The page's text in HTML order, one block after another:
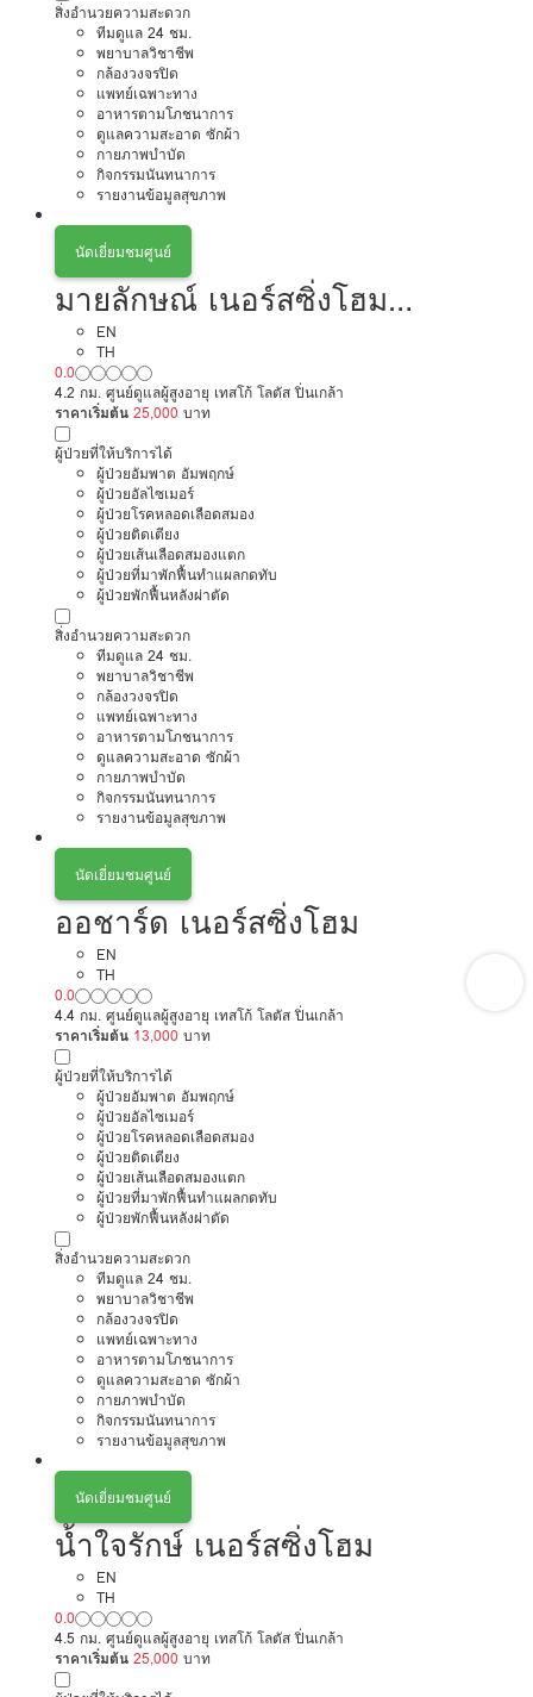
สิ่งอำนวยความสะดวก
ทีมดูแล 24 ชม.
พยาบาลวิชาชีพ
กล้องวงจรปิด
แพทย์เฉพาะทาง
อาหารตามโภชนาการ
ดูแลความสะอาด ซักผ้า
กายภาพบำบัด
กิจกรรมนันทนาการ
รายงานข้อมูลสุขภาพ
นัดเยี่ยมชมศูนย์
มายลักษณ์ เนอร์สซิ่งโฮม
บางกรวย
EN
TH
0.0
4.2 กม. ศูนย์ดูแลผู้สูงอายุ เทสโก้ โลตัส ปิ่นเกล้า
ราคาเริ่มต้น 25,000 บาท
ผู้ป่วยที่ให้บริการได้
ผู้ป่วยอัมพาต อัมพฤกษ์
ผู้ป่วยอัลไซเมอร์
ผู้ป่วยโรคหลอดเลือดสมอง
ผู้ป่วยติดเตียง
ผู้ป่วยเส้นเลือดสมองแตก
ผู้ป่วยที่มาพักฟื้นทำแผลกดทับ
ผู้ป่วยพักฟื้นหลังผ่าตัด
สิ่งอำนวยความสะดวก
ทีมดูแล 24 ชม.
พยาบาลวิชาชีพ
กล้องวงจรปิด
แพทย์เฉพาะทาง
อาหารตามโภชนาการ
ดูแลความสะอาด ซักผ้า
กายภาพบำบัด
กิจกรรมนันทนาการ
รายงานข้อมูลสุขภาพ
นัดเยี่ยมชมศูนย์
ออชาร์ด เนอร์สซิ่งโฮม
EN
TH
0.0
4.4 กม. ศูนย์ดูแลผู้สูงอายุ เทสโก้ โลตัส ปิ่นเกล้า
ราคาเริ่มต้น 13,000 บาท
ผู้ป่วยที่ให้บริการได้
ผู้ป่วยอัมพาต อัมพฤกษ์
ผู้ป่วยอัลไซเมอร์
ผู้ป่วยโรคหลอดเลือดสมอง
ผู้ป่วยติดเตียง
ผู้ป่วยเส้นเลือดสมองแตก
ผู้ป่วยที่มาพักฟื้นทำแผลกดทับ
ผู้ป่วยพักฟื้นหลังผ่าตัด
สิ่งอำนวยความสะดวก
ทีมดูแล 24 ชม.
พยาบาลวิชาชีพ
กล้องวงจรปิด
แพทย์เฉพาะทาง
อาหารตามโภชนาการ
ดูแลความสะอาด ซักผ้า
กายภาพบำบัด
กิจกรรมนันทนาการ
รายงานข้อมูลสุขภาพ
นัดเยี่ยมชมศูนย์
น้ำใจรักษ์ เนอร์สซิ่งโฮม
EN
TH
0.0
4.5 กม. ศูนย์ดูแลผู้สูงอายุ เทสโก้ โลตัส ปิ่นเกล้า
ราคาเริ่มต้น 25,000 บาท